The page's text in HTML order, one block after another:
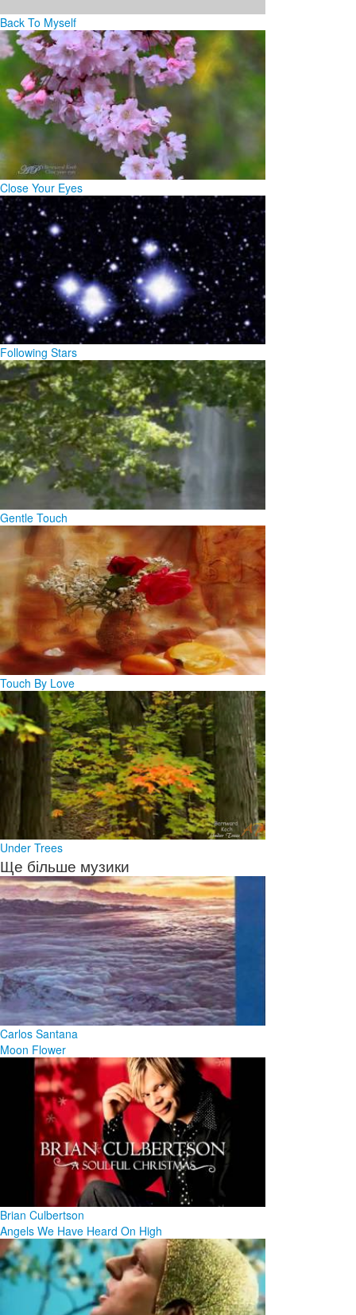
Back To Myself
Close Your Eyes
Following Stars
Gentle Touch
Touch By Love
Under Trees
Ще більше музики
Carlos Santana
Moon Flower
Brian Culbertson
Angels We Have Heard On High